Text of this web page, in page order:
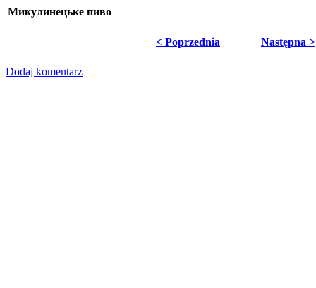
Микулинецьке пиво
< Poprzednia Następna >
Dodaj komentarz